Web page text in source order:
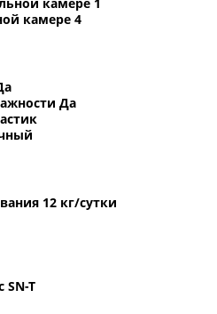
камере 4
Да
12 кг/сутки
SN-T